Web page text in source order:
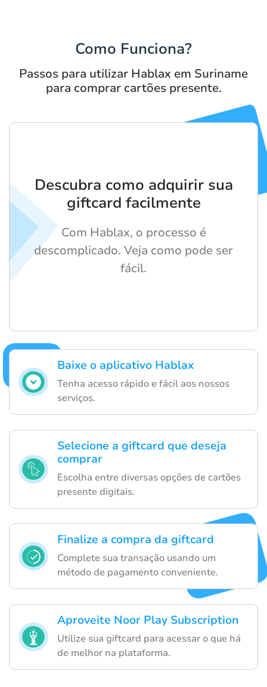
Como Funciona?
Passos para utilizar Hablax em Suriname
para comprar cartões presente.
Baixe o aplicativo Hablax
Tenha acesso rápido e fácil aos nossos
serviços.
Selecione a giftcard que deseja
comprar
Escolha entre diversas opções de cartões
presente digitais.
Finalize a compra da giftcard
Complete sua transação usando um
método de pagamento conveniente.
Aproveite Noor Play Subscription
Utilize sua giftcard para acessar o que há
de melhor na plataforma.
Descubra como adquirir sua
giftcard facilmente
Com Hablax, o processo é
descomplicado. Veja como pode ser
fácil.